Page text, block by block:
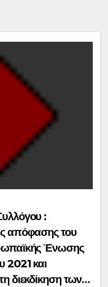
:
απόφασης του
Ένωσης
2021 και
διεκδίκηση των